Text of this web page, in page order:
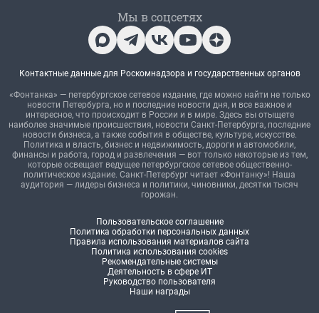
Мы в соцсетях
Контактные данные для Роскомнадзора и государственных органов
«Фонтанка» — петербургское сетевое издание, где можно найти не только
новости Петербурга, но и последние новости дня, и все важное и
интересное, что происходит в России и в мире. Здесь вы отыщете
наиболее значимые происшествия, новости Санкт-Петербурга, последние
новости бизнеса, а также события в обществе, культуре, искусстве.
Политика и власть, бизнес и недвижимость, дороги и автомобили,
финансы и работа, город и развлечения — вот только некоторые из тем,
которые освещает ведущее петербургское сетевое общественно-
политическое издание. Санкт-Петербург читает «Фонтанку»! Наша
аудитория — лидеры бизнеса и политики, чиновники, десятки тысяч
горожан.
Пользовательское соглашение
Политика обработки персональных данных
Правила использования материалов сайта
Политика использования cookies
Рекомендательные системы
Деятельность в сфере ИТ
Руководство пользователя
Наши награды